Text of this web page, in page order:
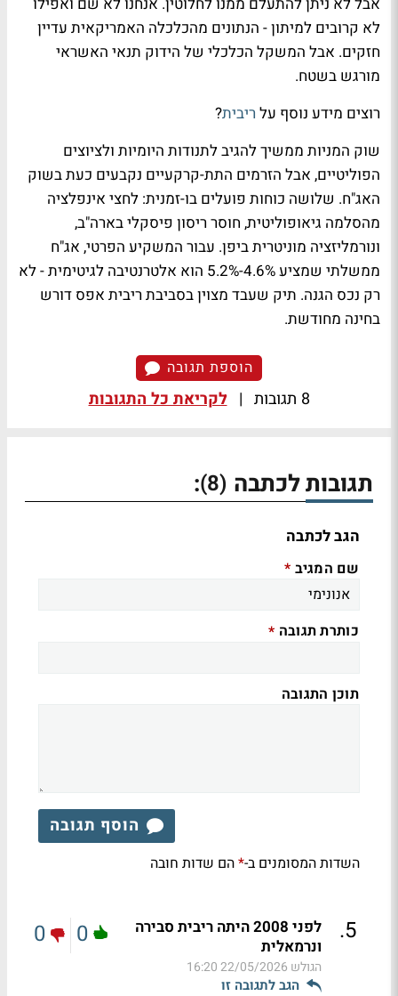
לא קרובים למיתון - הנתונים מהכלכלה האמריקאית עדיין
חזקים. אבל המשקל הכלכלי של הידוק תנאי האשראי
מורגש בשטח.
רוצים מידע נוסף על ריבית?
שוק המניות ממשיך להגיב לתנודות היומיות ולציוצים
הפוליטיים, אבל הזרמים התת-קרקעיים נקבעים כעת בשוק
האג"ח. שלושה כוחות פועלים בו-זמנית: לחצי אינפלציה
מהסלמה גיאופוליטית, חוסר ריסון פיסקלי בארה"ב,
ונורמליזציה מוניטרית ביפן. עבור המשקיע הפרטי, אג"ח
ממשלתי שמציע 4.6%-5.2% הוא אלטרנטיבה לגיטימית - לא
רק נכס הגנה. תיק שעבד מצוין בסביבת ריבית אפס דורש
בחינה מחודשת.
הוספת תגובה
8 תגובות | לקריאת כל התגובות
תגובות לכתבה (8)
:
הגב לכתבה
שם המגיב *
כותרת תגובה *
תוכן התגובה
הוסף תגובה
השדות המסומנים ב-*הם שדות חובה
5
.
לפני 2008 היתה ריבית סבירה
ונרמאלית
הגולש 22/05/2026 16:20
הגב לתגובה זו
0
0